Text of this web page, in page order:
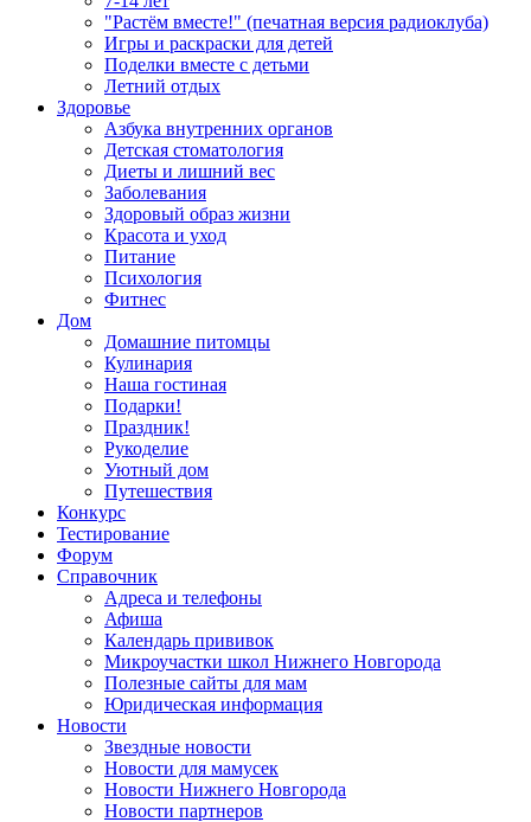
"Растём вместе!" (печатная версия радиоклуба)
Игры и раскраски для детей
Поделки вместе с детьми
Летний отдых
Здоровье
Азбука внутренних органов
Детская стоматология
Диеты и лишний вес
Заболевания
Здоровый образ жизни
Красота и уход
Питание
Психология
Фитнес
Дом
Домашние питомцы
Кулинария
Наша гостиная
Подарки!
Праздник!
Рукоделие
Уютный дом
Путешествия
Конкурс
Тестирование
Форум
Справочник
Адреса и телефоны
Афиша
Календарь прививок
Микроучастки школ Нижнего Новгорода
Полезные сайты для мам
Юридическая информация
Новости
Звездные новости
Новости для мамусек
Новости Нижнего Новгорода
Новости партнеров